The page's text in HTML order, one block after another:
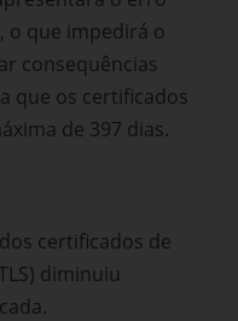
o que impedirá o
consequências
que os certificados
de 397 dias.
certificados de
diminuiu